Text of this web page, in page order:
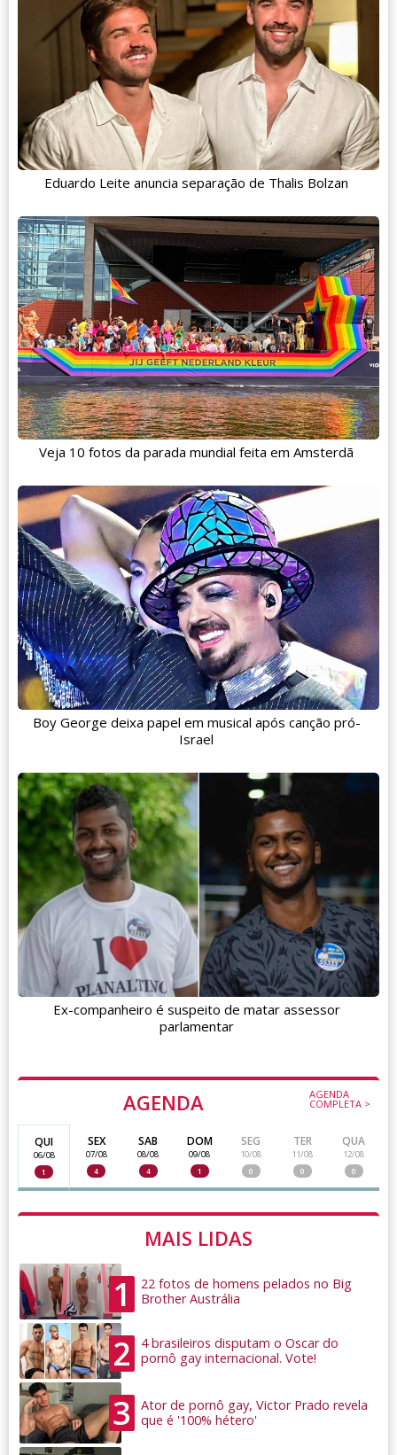
AGENDA AGENDA
COMPLETA >
QUI
06/08
1
SEX
07/08
4
SAB
08/08
4
DOM
09/08
1
SEG
10/08
0
TER
11/08
0
QUA
12/08
0
MAIS LIDAS
1
22 fotos de homens pelados no Big
Brother Austrália
2
4 brasileiros disputam o Oscar do
pornô gay internacional. Vote!
3
Ator de pornô gay, Victor Prado revela
que é '100% hétero'
Eduardo Leite anuncia separação de Thalis Bolzan
Veja 10 fotos da parada mundial feita em Amsterdã
Boy George deixa papel em musical após canção pró-
Israel
Ex-companheiro é suspeito de matar assessor
parlamentar